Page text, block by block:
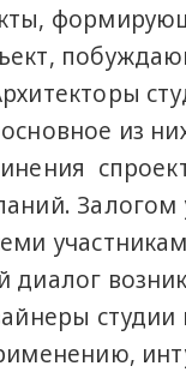
из
Залогом